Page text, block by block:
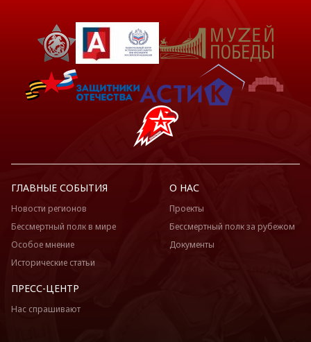
ГЛАВНЫЕ СОБЫТИЯ
Новости регионов
Бессмертный полк в мире
Особое мнение
Исторические статьи
О НАС
Проекты
Бессмертный полк за рубежом
Документы
ПРЕСС-ЦЕНТР
Нас спрашивают